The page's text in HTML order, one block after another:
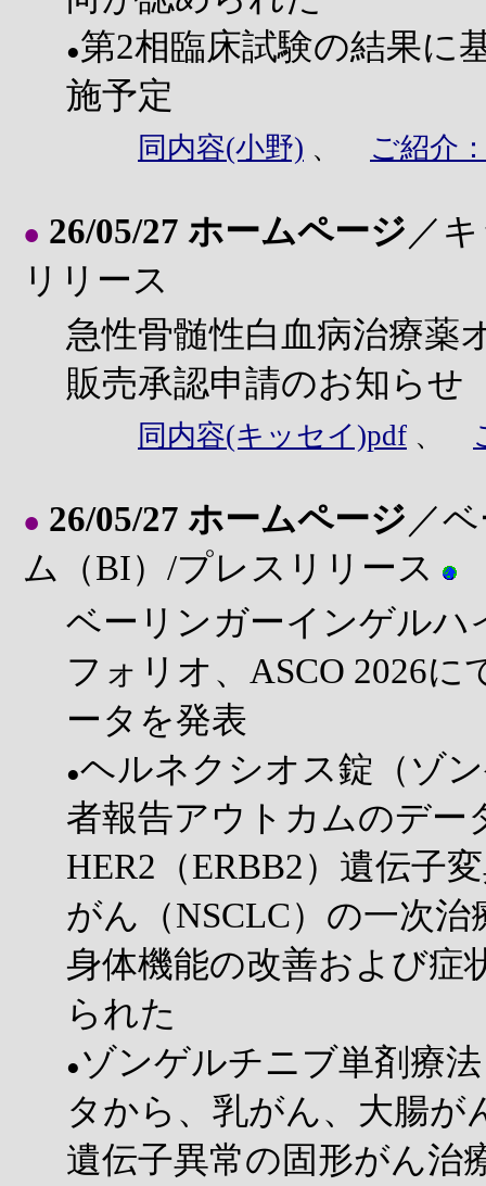
●第2相臨床試験の結果に
施予定
同内容(小野) 、 ご紹介
● 26/05/27 ホームページ ／
リリース
急性骨髄性白血病治療薬
販売承認申請のお知らせ
同内容(キッセイ)pdf 、
● 26/05/27 ホームページ ／
ム（BI）/プレスリリース
ベーリンガーインゲル
フォリオ、ASCO 2026
ータを発表
●ヘルネクシオス錠（ゾ
者報告アウトカムのデー
HER2（ERBB2）遺伝子
がん（NSCLC）の一次
身体機能の改善および症
られた
● ゾンゲルチニブ単剤療
タから、乳がん、大腸が
遺伝子異常の固形がん治